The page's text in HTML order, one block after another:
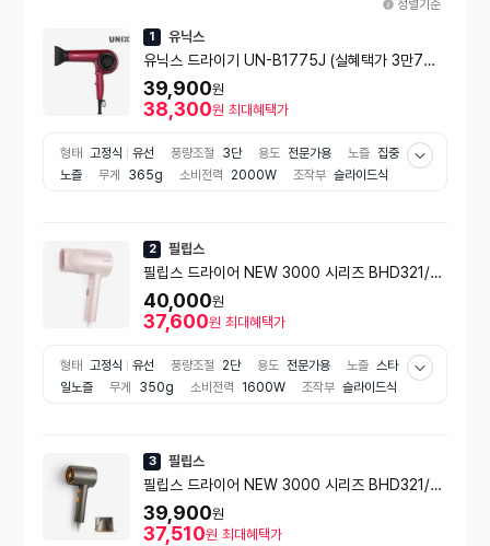
정렬기준
1 유닉스
유닉스 드라이기 UN-B1775J (실혜택가 3만7천
원대!)
39,900원
38,300원 최대혜택가
형태 고정식 유선 풍량조절 3단 용도 전문가용 노즐 집중
노즐
무게 365g 소비전력 2000W 조작부 슬라이드식
2 필립스
필립스 드라이어 NEW 3000 시리즈 BHD321/5
9 1600W 페일 핑크
40,000원
37,600원 최대혜택가
형태 고정식 유선 풍량조절 2단 용도 전문가용 노즐 스타
일노즐
무게 350g 소비전력 1600W 조작부 슬라이드식
3 필립스
필립스 드라이어 NEW 3000 시리즈 BHD321/0
9 1600W 애쉬골드 메탈릭(실혜택가 37천원)
39,900원
37,510원 최대혜택가